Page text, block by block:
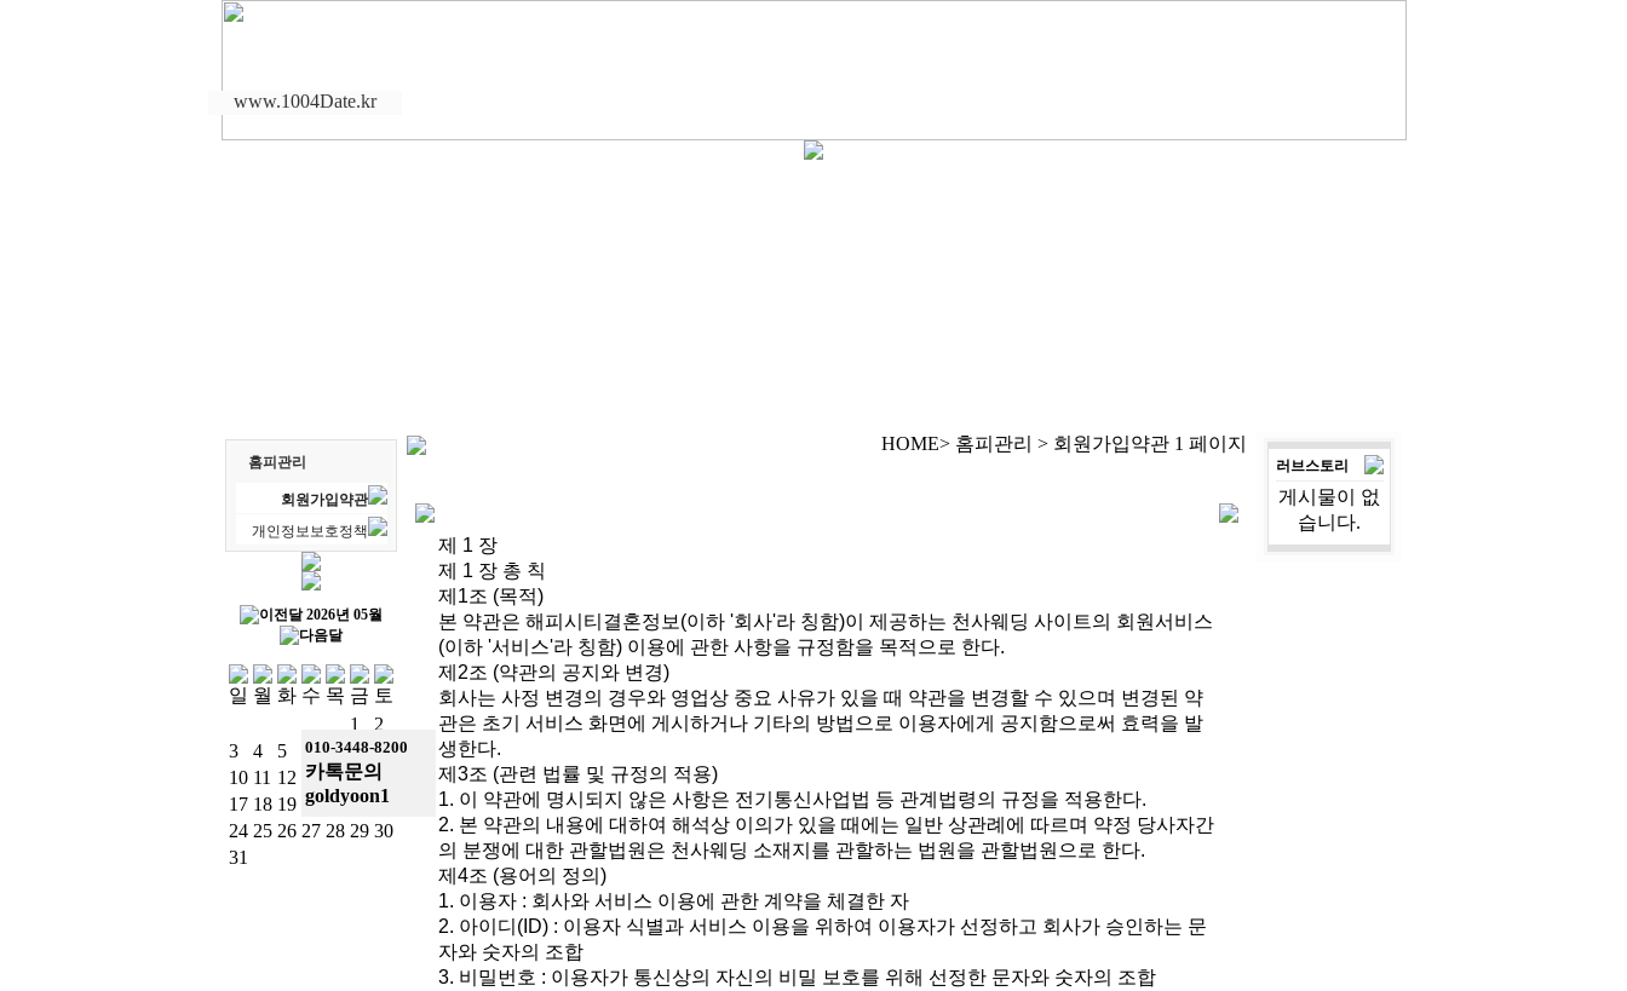
www.1004Date.kr
홈피관리
회원가입약관
개인정보보호정책
010-3448-8200
카톡문의
goldyoon1
2026년 05월
1
2
3
4 5 6 7 8
9
10 11 12 13 14 15 16
17 18 19 20 21 22 23
24 25 26 27 28 29 30
31
HOME> 홈피관리 > 회원가입약관 1 페이지
제 1 장
제 1 장 총 칙
제1조 (목적)
본 약관은 해피시티결혼정보(이하 '회사'라 칭함)이 제공하는 천사웨딩 사이트의 회원서비스
(이하 '서비스'라 칭함) 이용에 관한 사항을 규정함을 목적으로 한다.
제2조 (약관의 공지와 변경)
회사는 사정 변경의 경우와 영업상 중요 사유가 있을 때 약관을 변경할 수 있으며 변경된 약
관은 초기 서비스 화면에 게시하거나 기타의 방법으로 이용자에게 공지함으로써 효력을 발
생한다.
제3조 (관련 법률 및 규정의 적용)
1. 이 약관에 명시되지 않은 사항은 전기통신사업법 등 관계법령의 규정을 적용한다.
2. 본 약관의 내용에 대하여 해석상 이의가 있을 때에는 일반 상관례에 따르며 약정 당사자간
의 분쟁에 대한 관할법원은 천사웨딩 소재지를 관할하는 법원을 관할법원으로 한다.
제4조 (용어의 정의)
1. 이용자 : 회사와 서비스 이용에 관한 계약을 체결한 자
2. 아이디(ID) : 이용자 식별과 서비스 이용을 위하여 이용자가 선정하고 회사가 승인하는 문
자와 숫자의 조합
3. 비밀번호 : 이용자가 통신상의 자신의 비밀 보호를 위해 선정한 문자와 숫자의 조합
러브스토리
게시물이 없
습니다.